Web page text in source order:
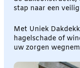
stap naar een
Met Uniek
hagelschade of
uw zorgen